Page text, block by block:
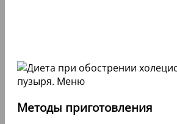
Методы приготовления